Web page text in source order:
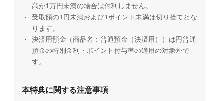
高が1万円未満の場合は付利しません。
受取額の1円未満および1ポイント未満は切り捨てとな
ります。
決済用預金（商品名：普通預金（決済用））は円普通
預金の特別金利・ポイント付与率の適用の対象外で
す。
本特典に関する注意事項